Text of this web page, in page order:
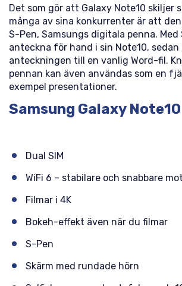
Det som gör att Galaxy Note10 skiljer
många av sina konkurrenter är att
S-Pen, Samsungs digitala penna. Med
anteckna för hand i sin Note10,
anteckningen till en vanlig Word-fil.
pennan kan även användas som en
exempel presentationer.
Samsung Galaxy Note10
Dual SIM
WiFi 6 – stabilare och snabbare
Filmar i 4K
Bokeh-effekt även när du filmar
S-Pen
Skärm med rundade hörn